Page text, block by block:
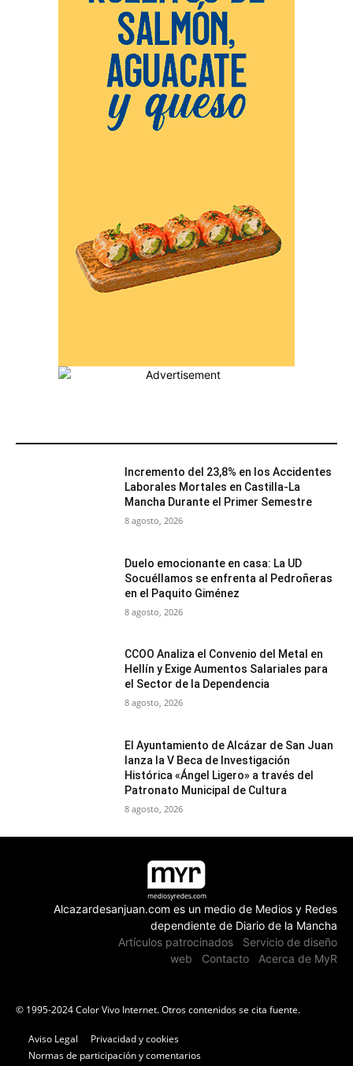
Incremento del 23,8% en los Accidentes
Laborales Mortales en Castilla-La
Mancha Durante el Primer Semestre
8 agosto, 2026
Duelo emocionante en casa: La UD
Socuéllamos se enfrenta al Pedroñeras
en el Paquito Giménez
8 agosto, 2026
CCOO Analiza el Convenio del Metal en
Hellín y Exige Aumentos Salariales para
el Sector de la Dependencia
8 agosto, 2026
El Ayuntamiento de Alcázar de San Juan
lanza la V Beca de Investigación
Histórica «Ángel Ligero» a través del
Patronato Municipal de Cultura
8 agosto, 2026
Alcazardesanjuan.com es un medio de Medios y Redes
dependiente de Diario de la Mancha
Artículos patrocinados
Servicio de diseño
web
Contacto Acerca de MyR
© 1995-2024 Color Vivo Internet. Otros contenidos se cita fuente.
Aviso Legal
Privacidad y cookies
Normas de participación y comentarios